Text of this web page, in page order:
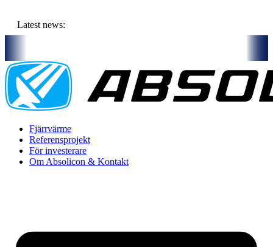
Latest news:
Fjärrvärme
Referensprojekt
För investerare
Om Absolicon & Kontakt